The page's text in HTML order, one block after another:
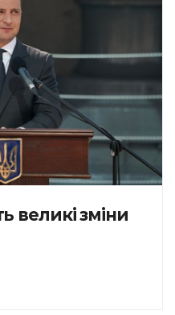
великі зміни